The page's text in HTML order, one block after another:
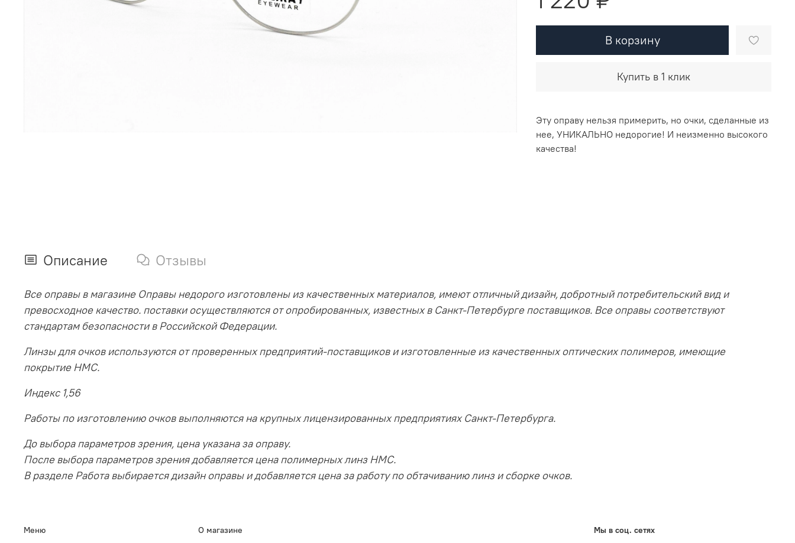
В корзину
Купить в 1 клик
Эту оправу нельзя примерить, но очки, сделанные из
нее, УНИКАЛЬНО недорогие! И неизменно высокого
качества!
Описание Отзывы
Все оправы в магазине Оправы недорого изготовлены из качественных материалов, имеют отличный дизайн, добротный потребительский вид и
превосходное качество. поставки осуществляются от опробированных, известных в Санкт-Петербурге поставщиков. Все оправы соответствуют
стандартам безопасности в Российской Федерации.
Линзы для очков используются от проверенных предприятий-поставщиков и изготовленные из качественных оптических полимеров, имеющие
покрытие HMC.
Индекс 1,56
Работы по изготовлению очков выполняются на крупных лицензированных предприятиях Санкт-Петербурга.
До выбора параметров зрения, цена указана за оправу.
После выбора параметров зрения добавляется цена полимерных линз HMC.
В разделе Работа выбирается дизайн оправы и добавляется цена за работу по обтачиванию линз и сборке очков.
Меню О магазине Мы в соц. сетях